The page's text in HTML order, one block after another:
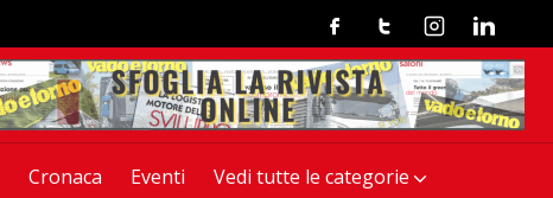
Cronaca Eventi Vedi tutte le categorie
FacebookTwitterInstagramLinkedin